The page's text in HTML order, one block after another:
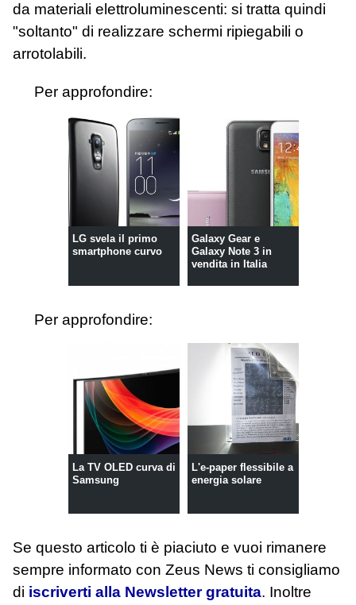
da materiali elettroluminescenti: si tratta quindi
"soltanto" di realizzare schermi ripiegabili o
arrotolabili.
Per approfondire:
LG svela il primo
smartphone curvo
Galaxy Gear e
Galaxy Note 3 in
vendita in Italia
Per approfondire:
La TV OLED curva di
Samsung
L'e-paper flessibile a
energia solare
Se questo articolo ti è piaciuto e vuoi rimanere
sempre informato con Zeus News ti consigliamo
di iscriverti alla Newsletter gratuita. Inoltre